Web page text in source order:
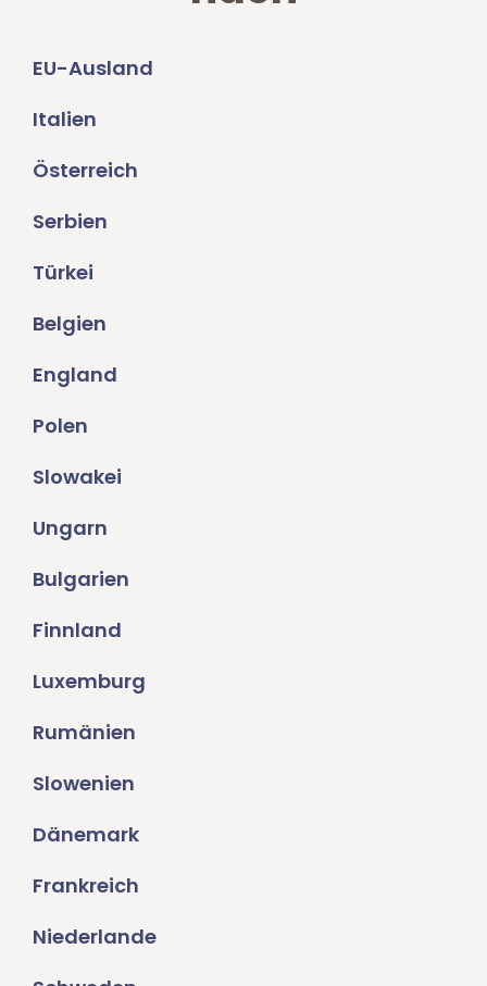
EU-Ausland
Italien
Österreich
Serbien
Türkei
Belgien
England
Polen
Slowakei
Ungarn
Bulgarien
Finnland
Luxemburg
Rumänien
Slowenien
Dänemark
Frankreich
Niederlande